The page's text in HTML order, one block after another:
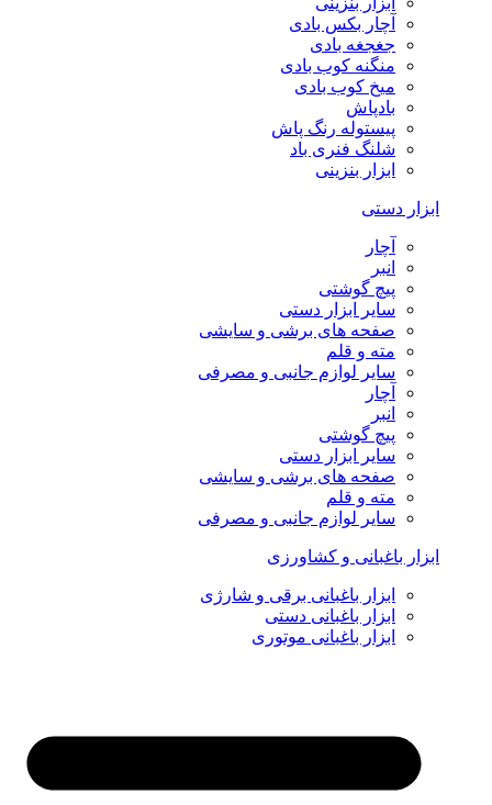
آچار بکس بادی
جغجغه بادی
منگنه کوب بادی
میخ کوب بادی
بادپاش
پیستوله رنگ پاش
شلنگ فنری باد
ابزار بنزینی
ابزار دستی
آچار
انبر
پیچ گوشتی
سایر ابزار دستی
صفحه های برشی و سایشی
مته و قلم
سایر لوازم جانبی و مصرفی
آچار
انبر
پیچ گوشتی
سایر ابزار دستی
صفحه های برشی و سایشی
مته و قلم
سایر لوازم جانبی و مصرفی
ابزار باغبانی و کشاورزی
ابزار باغبانی برقی و شارژی
ابزار باغبانی دستی
ابزار باغبانی موتوری